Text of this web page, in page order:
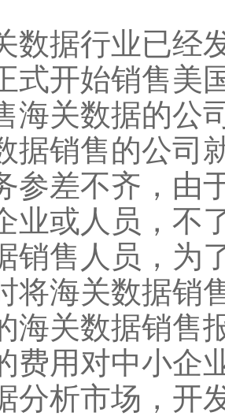
数据行业已经
式开始销售美
海关数据的公
据销售的公司
参差不齐，由
业或人员，不
销售人员，为
将海关数据销
海关数据销售
费用对中小企
分析市场，开